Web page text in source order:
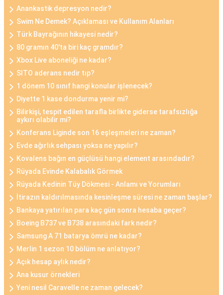
Anankastik depresyon nedir?
Swim Ne Demek? Açıklaması ve Kullanım Alanları
Türk Bayrağının hikayesi nedir?
80 gramın 40'ta biri kaç gramdır?
Xbox Live aboneliği ne kadar?
SITO aderans nedir tıp?
1 dönem 10 sınıf hangi konular işlenecek?
Diyette 1 kase dondurma yenir mi?
Bilirkişi, tespit edilen tarafla birlikte giderse tarafsızlığa
aykırı olabilir mi?
Konferans Liginde son 16 eşleşmeleri ne zaman?
Evde ağırlık sehpası yoksa ne yapılır?
Kovalens bağın en güçlüsü hangi element arasındadır?
Rüyada Evinde Kalabalık Görmek
Rüyada Kedinin Tüy Dökmesi - Anlamı ve Yorumları
İtirazın kaldırılmasında kesinleşme süresi ne zaman başlar?
Bankaya yatırılan para kaç gün sonra hesaba geçer?
Boeing B737 ve B738 arasındaki fark nedir?
Samsung A 71 batarya ömrü ne kadar?
Merlin 1 sezon 10 bölüm ne anlatıyor?
Açık hesap aylık nedir?
Ana kusur örnekleri
Yeni nesil Caravelle ne zaman gelecek?